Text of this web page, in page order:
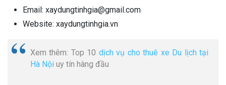
Email: xaydungtinhgia@gmail.com
Website: xaydungtinhgia.vn
Xem thêm: Top 10 dịch vụ cho thuê xe Du lịch tại
Hà Nội uy tín hàng đầu